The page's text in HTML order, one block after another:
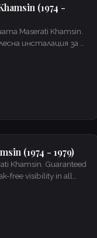
(1974 -
Maserati Khamsin.
инсталация за 2
(1974 - 1979)
Khamsin. Guaranteed
free visibility in all